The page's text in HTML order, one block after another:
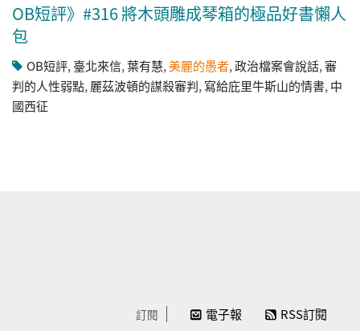
OB短評》#316 將木頭雕成琴箱的極品好書懶人
包
OB短評, 臺北來信,葉有慧,美麗的愚者,政治檔案會說話,審
判的人性弱點, 麗茲波頓的謀殺審判, 寫給庇里牛斯山的情書, 中
國西征
訂閱 電子報 RSS訂閱